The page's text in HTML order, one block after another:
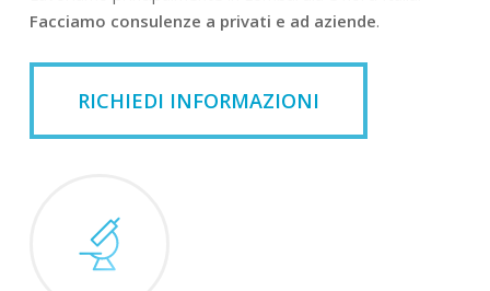
Facciamo consulenze a privati e ad aziende.
RICHIEDI INFORMAZIONI